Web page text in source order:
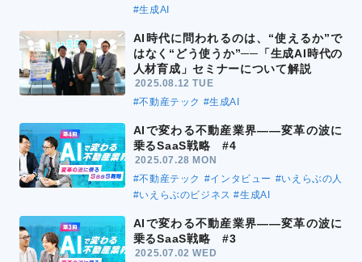
#生成AI
AI時代に問われるのは、“使えるか”で
はなく“どう使うか”──「生成AI時代の
人材育成」セミナーについて解説
2025.08.12 TUE
#不動産テック #生成AI
AIで変わる不動産業界――変革の波に
乗るSaaS戦略 #4
2025.07.28 MON
#不動産テック #インタビュー #いえらぶの人
#いえらぶのビジネス #生成AI
AIで変わる不動産業界――変革の波に
乗るSaaS戦略 #3
2025.07.02 WED